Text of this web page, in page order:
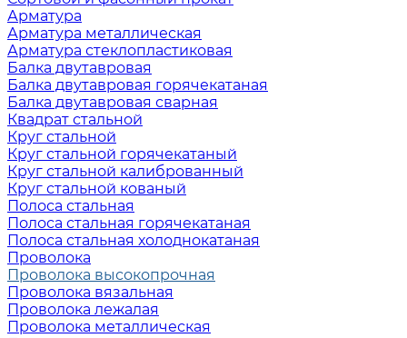
Арматура
Арматура металлическая
Арматура стеклопластиковая
Балка двутавровая
Балка двутавровая горячекатаная
Балка двутавровая сварная
Квадрат стальной
Круг стальной
Круг стальной горячекатаный
Круг стальной калиброванный
Круг стальной кованый
Полоса стальная
Полоса стальная горячекатаная
Полоса стальная холоднокатаная
Проволока
Проволока высокопрочная
Проволока вязальная
Проволока лежалая
Проволока металлическая